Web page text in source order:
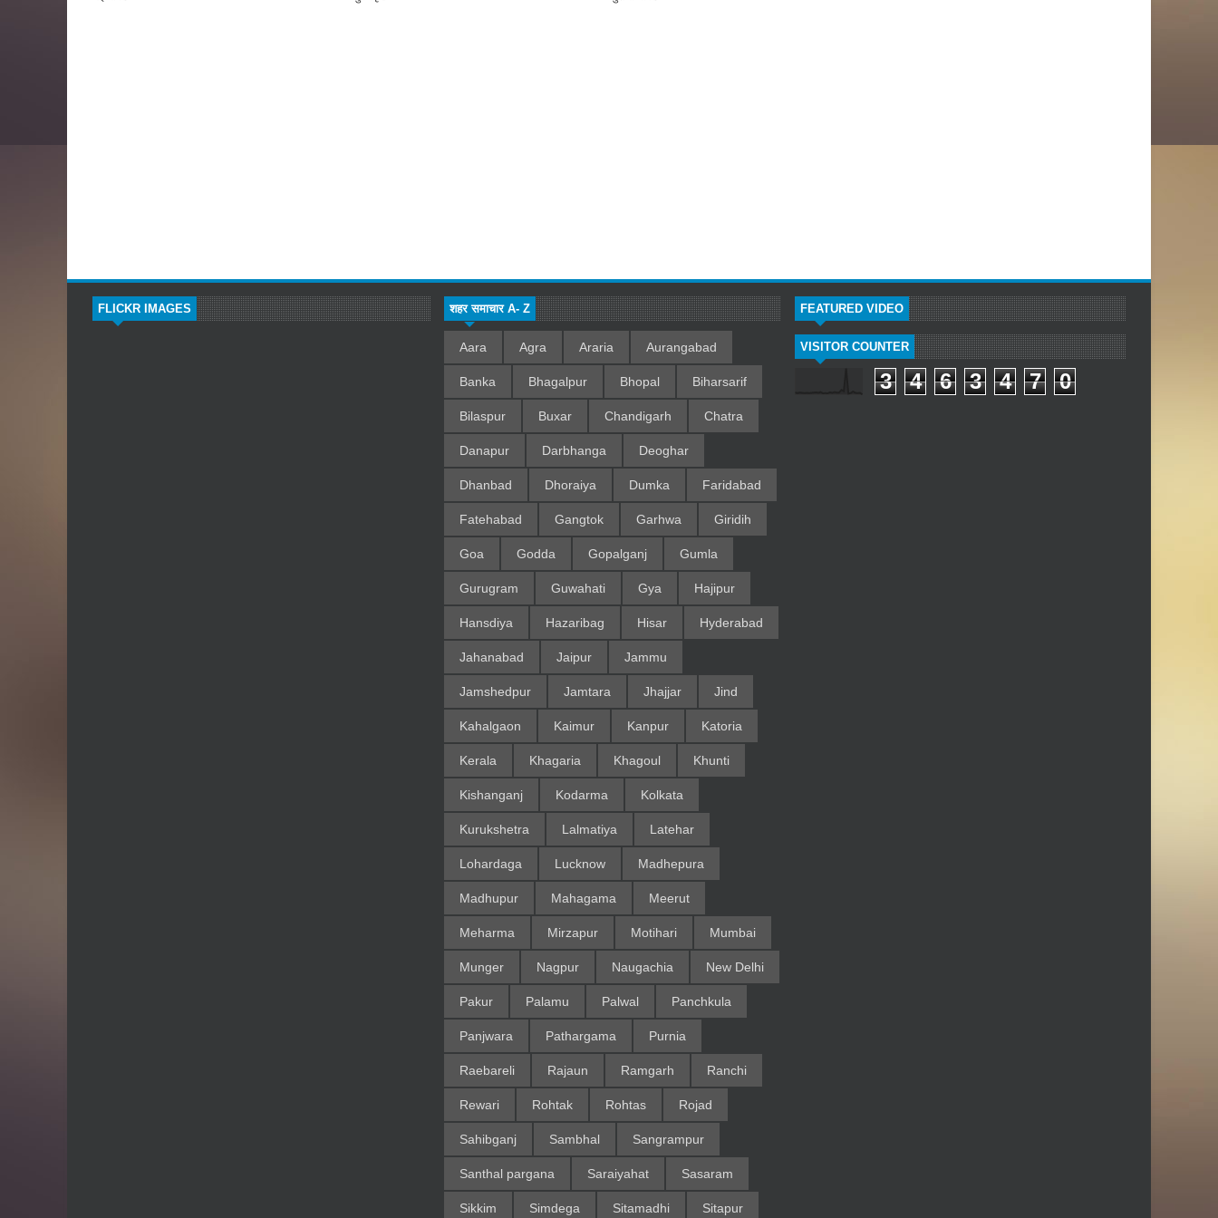
FLICKR IMAGES शहर समाचार A- Z
Aara Agra Araria Aurangabad
Banka Bhagalpur Bhopal Biharsarif
Bilaspur Buxar Chandigarh Chatra
Danapur Darbhanga Deoghar
Dhanbad Dhoraiya Dumka Faridabad
Fatehabad Gangtok Garhwa Giridih
Goa Godda Gopalganj Gumla
Gurugram Guwahati Gya Hajipur
Hansdiya Hazaribag Hisar Hyderabad
Jahanabad Jaipur Jammu
Jamshedpur Jamtara Jhajjar Jind
Kahalgaon Kaimur Kanpur Katoria
Kerala Khagaria Khagoul Khunti
Kishanganj Kodarma Kolkata
Kurukshetra Lalmatiya Latehar
Lohardaga Lucknow Madhepura
Madhupur Mahagama Meerut
Meharma Mirzapur Motihari Mumbai
Munger Nagpur Naugachia New Delhi
Pakur Palamu Palwal Panchkula
Panjwara Pathargama Purnia
Raebareli Rajaun Ramgarh Ranchi
Rewari Rohtak Rohtas Rojad
Sahibganj Sambhal Sangrampur
Santhal pargana Saraiyahat Sasaram
Sikkim Simdega Sitamadhi Sitapur
FEATURED VIDEO
VISITOR COUNTER
3 4 6 3 4 7 0